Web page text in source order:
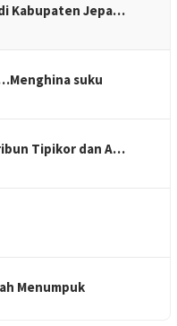
Kabupaten Jepa…
suku
Tipikor dan A…
Menumpuk